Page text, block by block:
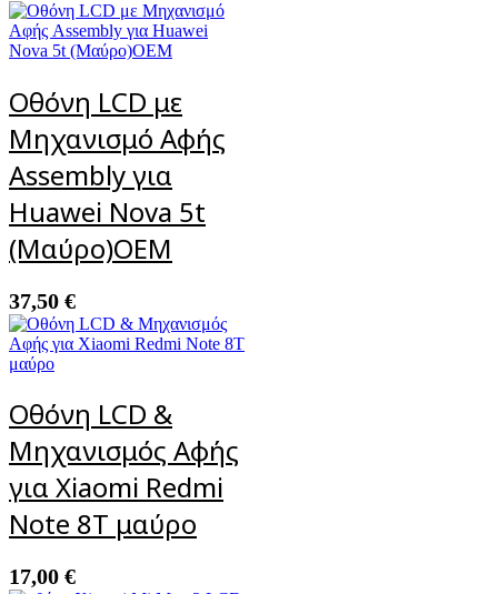
Οθόνη LCD με
Μηχανισμό Αφής
Assembly για
Huawei Nova 5t
(Μαύρο)OEM
37,50 €
Οθόνη LCD &
Μηχανισμός Αφής
για Xiaomi Redmi
Note 8T μαύρο
17,00 €